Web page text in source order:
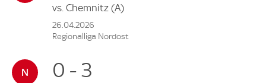
vs. Chemnitz (A)
26.04.2026
Regionalliga Nordost
0 - 3